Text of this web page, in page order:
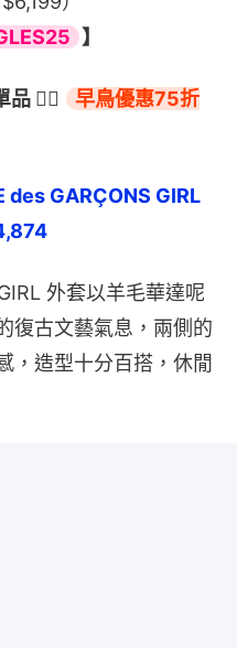
】
👉🏻
早鳥優惠75折
des GARÇONS GIRL
外套以羊毛華達呢
復古文藝氣息，兩側的
，造型十分百搭，休閒